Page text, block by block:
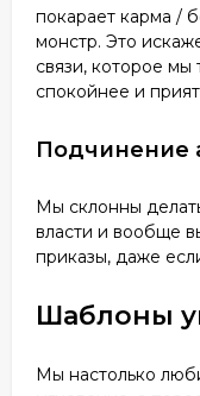
покарает карма /
монстр. Это
связи, которое мы
спокойнее и
Подчинение
Мы склонны
власти и вообще
приказы, даже
Шаблоны
Мы настолько